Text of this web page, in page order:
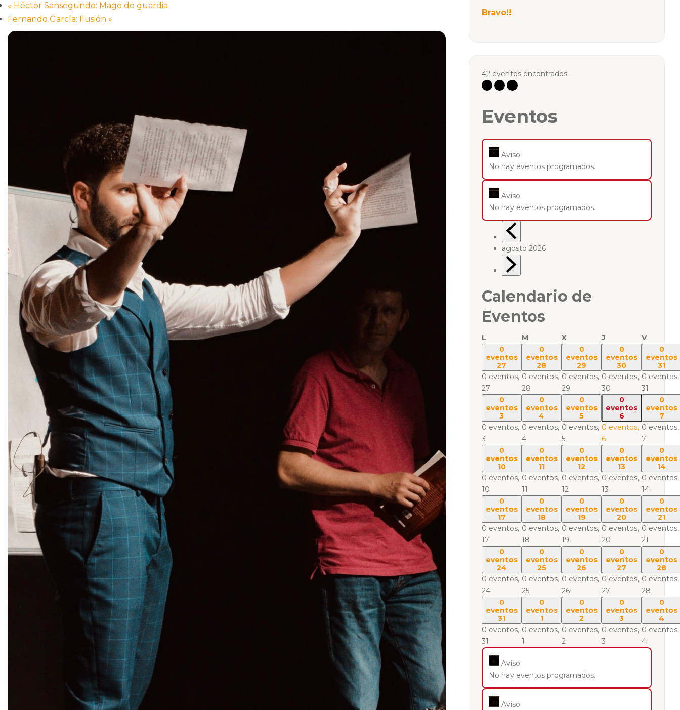
« Héctor Sansegundo: Mago de guardia
Fernando García: Ilusión »
Bravo!!
42 eventos encontrados.
Eventos
Aviso
No hay eventos programados.
Aviso
No hay eventos programados.
agosto 2026
Calendario de
Eventos
L M X J
V
0
eventos
27
0 eventos,
27
0
eventos
28
0 eventos,
28
0
eventos
29
0 eventos,
29
0
eventos
30
0 eventos,
30
0
eventos
31
0 eventos,
31
0
eventos
3
0 eventos,
3
0
eventos
4
0 eventos,
4
0
eventos
5
0 eventos,
5
0
eventos
6
0 eventos,
6
0
eventos
7
0 eventos,
7
0
eventos
10
0 eventos,
10
0
eventos
11
0 eventos,
11
0
eventos
12
0 eventos,
12
0
eventos
13
0 eventos,
13
0
eventos
14
0 eventos,
14
0
eventos
17
0 eventos,
17
0
eventos
18
0 eventos,
18
0
eventos
19
0 eventos,
19
0
eventos
20
0 eventos,
20
0
eventos
21
0 eventos,
21
0
eventos
24
0 eventos,
24
0
eventos
25
0 eventos,
25
0
eventos
26
0 eventos,
26
0
eventos
27
0 eventos,
27
0
eventos
28
0 eventos,
28
0
eventos
31
0 eventos,
31
0
eventos
1
0 eventos,
1
0
eventos
2
0 eventos,
2
0
eventos
3
0 eventos,
3
0
eventos
4
0 eventos,
4
Aviso
No hay eventos programados.
Aviso